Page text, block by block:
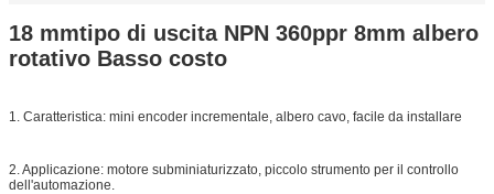
18 mmtipo di uscita NPN 360ppr 8mm albero
rotativo Basso costo
1. Caratteristica: mini encoder incrementale, albero cavo, facile da installare
2. Applicazione: motore subminiaturizzato, piccolo strumento per il controllo
dell'automazione.